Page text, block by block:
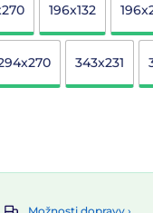
196x132
343x231